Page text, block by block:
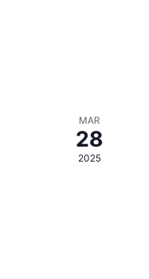
MAR
28
2025